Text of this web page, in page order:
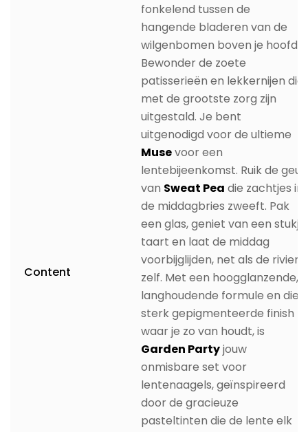
Content
fonkelend tussen de
hangende bladeren van de
wilgenbomen boven je hoofd.
Bewonder de zoete
patisserieën en lekkernijen die
met de grootste zorg zijn
uitgestald. Je bent
uitgenodigd voor de ultieme
Musevoor een
lentebijeenkomst. Ruik de geur
van Sweat Pea die zachtjes in
de middagbries zweeft. Pak
een glas, geniet van een stukje
taart en laat de middag
voorbijglijden, net als de rivier
zelf. Met een hoogglanzende,
langhoudende formule en die
sterk gepigmenteerde finish
waar je zo van houdt, is
Garden Partyjouw
onmisbare set voor
lentenaagels, geïnspireerd
door de gracieuze
pasteltinten die de lente elk